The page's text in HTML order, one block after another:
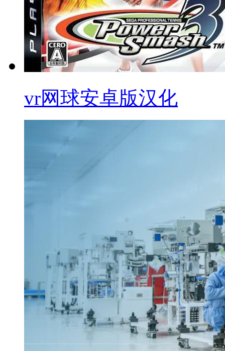
vr网球安卓版汉化